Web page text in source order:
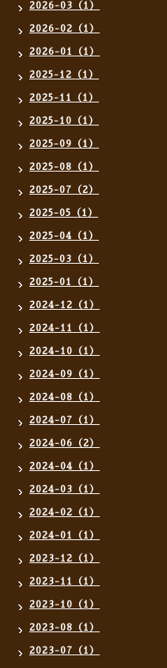
2026-03（1）
2026-02（1）
2026-01（1）
2025-12（1）
2025-11（1）
2025-10（1）
2025-09（1）
2025-08（1）
2025-07（2）
2025-05（1）
2025-04（1）
2025-03（1）
2025-01（1）
2024-12（1）
2024-11（1）
2024-10（1）
2024-09（1）
2024-08（1）
2024-07（1）
2024-06（2）
2024-04（1）
2024-03（1）
2024-02（1）
2024-01（1）
2023-12（1）
2023-11（1）
2023-10（1）
2023-08（1）
2023-07（1）